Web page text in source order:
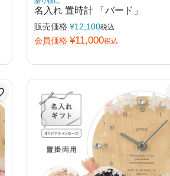
名入れ 置時計 「バード」
販売価格 ¥12,100税込
会員価格 ¥11,000税込